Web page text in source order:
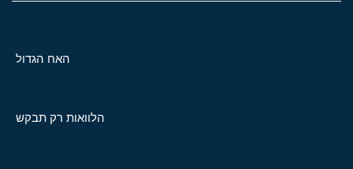
האח הגדול
הלוואות רק תבקש